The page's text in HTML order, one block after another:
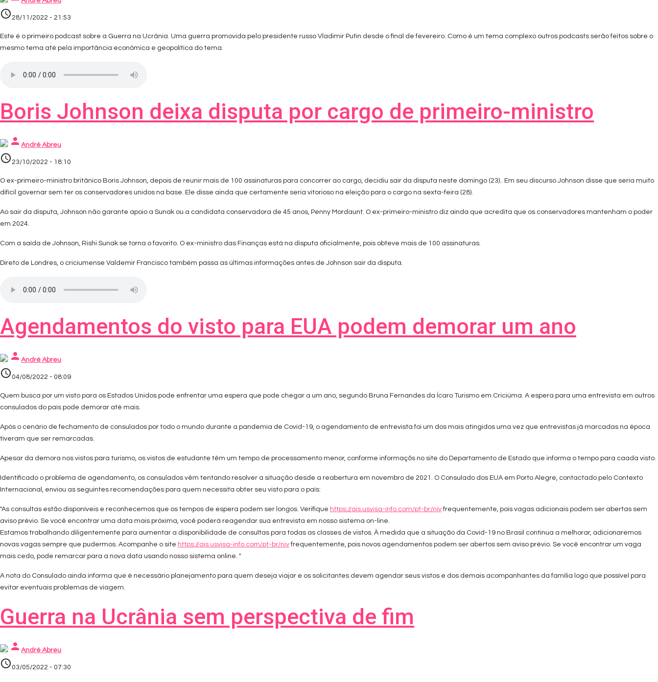
access_time 28/11/2022 - 21:53
Este é o primeiro podcast sobre a Guerra na Ucrânia. Uma guerra promovida pelo presidente russo Vladimir Putin desde o final de fevereiro. Como é um tema complexo outros podcasts serão feitos sobre o
mesmo tema até pela importância econômica e geopolítica do tema.
Boris Johnson deixa disputa por cargo de primeiro-ministro
person André Abreu
access_time 23/10/2022 - 18:10
O ex-primeiro-ministro britânico Boris Johnson, depois de reunir mais de 100 assinaturas para concorrer ao cargo, decidiu sair da disputa neste domingo (23).. Em seu discurso Johnson disse que seria muito
difícil governar sem ter os conservadores unidos na base. Ele disse ainda que certamente seria vitorioso na eleição para o cargo na sexta-feira (28).
Ao sair da disputa, Johnson não garante apoio a Sunak ou a candidata conservadora de 45 anos, Penny Mordaunt. O ex-primeiro-ministro diz ainda que acredita que os conservadores mantenham o poder
em 2024.
Com a saída de Johnson, Rishi Sunak se torna o favorito. O ex-ministro das Finanças está na disputa oficialmente, pois obteve mais de 100 assinaturas.
Direto de Londres, o criciumense Valdemir Francisco também passa as últimas informações antes de Johnson sair da disputa.
Agendamentos do visto para EUA podem demorar um ano
person André Abreu
access_time 04/08/2022 - 08:09
Quem busca por um visto para os Estados Unidos pode enfrentar uma espera que pode chegar a um ano, segundo Bruna Fernandes da Ícaro Turismo em Criciúma. A espera para uma entrevista em outros
consulados do país pode demorar até mais.
Após o cenário de fechamento de consulados por todo o mundo durante a pandemia de Covid-19, o agendamento de entrevista foi um dos mais atingidos uma vez que entrevistas já marcadas na época
tiveram que ser remarcadas.
Apesar da demora nos vistos para turismo, os vistos de estudante têm um tempo de processamento menor, conforme informaçõs no site do Departamento de Estado que informa o tempo para caada visto.
Identificado o problema de agendamento, os consulados vêm tentando resolver a situação desde a reabertura em novembro de 2021. O Consulado dos EUA em Porto Alegre, contactado pelo Contexto
Internacional, enviou as seguintes recomendações para quem necessita obter seu visto para o país:
"As consultas estão disponíveis e reconhecemos que os tempos de espera podem ser longos. Verifique https://ais.usvisa-info.com/pt-br/nivfrequentemente, pois vagas adicionais podem ser abertas sem
aviso prévio. Se você encontrar uma data mais próxima, você poderá reagendar sua entrevista em nosso sistema on-line.
Estamos trabalhando diligentemente para aumentar a disponibilidade de consultas para todas as classes de vistos. À medida que a situação da Covid-19 no Brasil continua a melhorar, adicionaremos
novas vagas sempre que pudermos. Acompanhe o site https://ais.usvisa-info.com/pt-br/nivfrequentemente, pois novos agendamentos podem ser abertos sem aviso prévio. Se você encontrar um vaga
mais cedo, pode remarcar para a nova data usando nosso sistema online. "
A nota do Consulado ainda informa que é necessário planejamento para quem deseja viajar e os solicitantes devem agendar seus vistos e dos demais acompanhantes da família logo que possível para
evitar eventuais problemas de viagem.
Guerra na Ucrânia sem perspectiva de fim
person André Abreu
access_time 03/05/2022 - 07:30